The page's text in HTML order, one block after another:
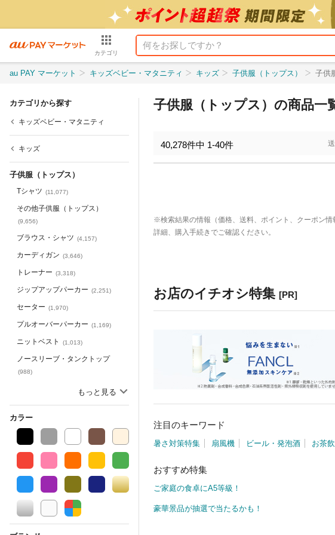
カテゴリ
au PAY マーケット キッズベビー・マタニティ キッズ 子供服（トップス） 子供
カテゴリから探す
キッズベビー・マタニティ
キッズ
子供服（トップス）
Tシャツ (11,077)
その他子供服（トップス）
(9,656)
ブラウス・シャツ (4,157)
カーディガン (3,646)
トレーナー (3,318)
ジップアップパーカー (2,251)
セーター (1,970)
プルオーバーパーカー (1,169)
ニットベスト (1,013)
ノースリーブ・タンクトップ
(988)
ポロシャツ (507)
もっと見る
カラー
子供服（トップス）の商品一
40,278件中 1-40件
※検索結果の情報（価格、送料、ポイント、クーポン
詳細、購入手続きでご確認ください。
お店のイチオシ特集 [PR]
注目のキーワード
暑さ対策特集 扇風機 ビール・発泡酒 お茶
おすすめ特集
ご家庭の食卓にA5等級！
豪華景品が抽選で当たるかも！